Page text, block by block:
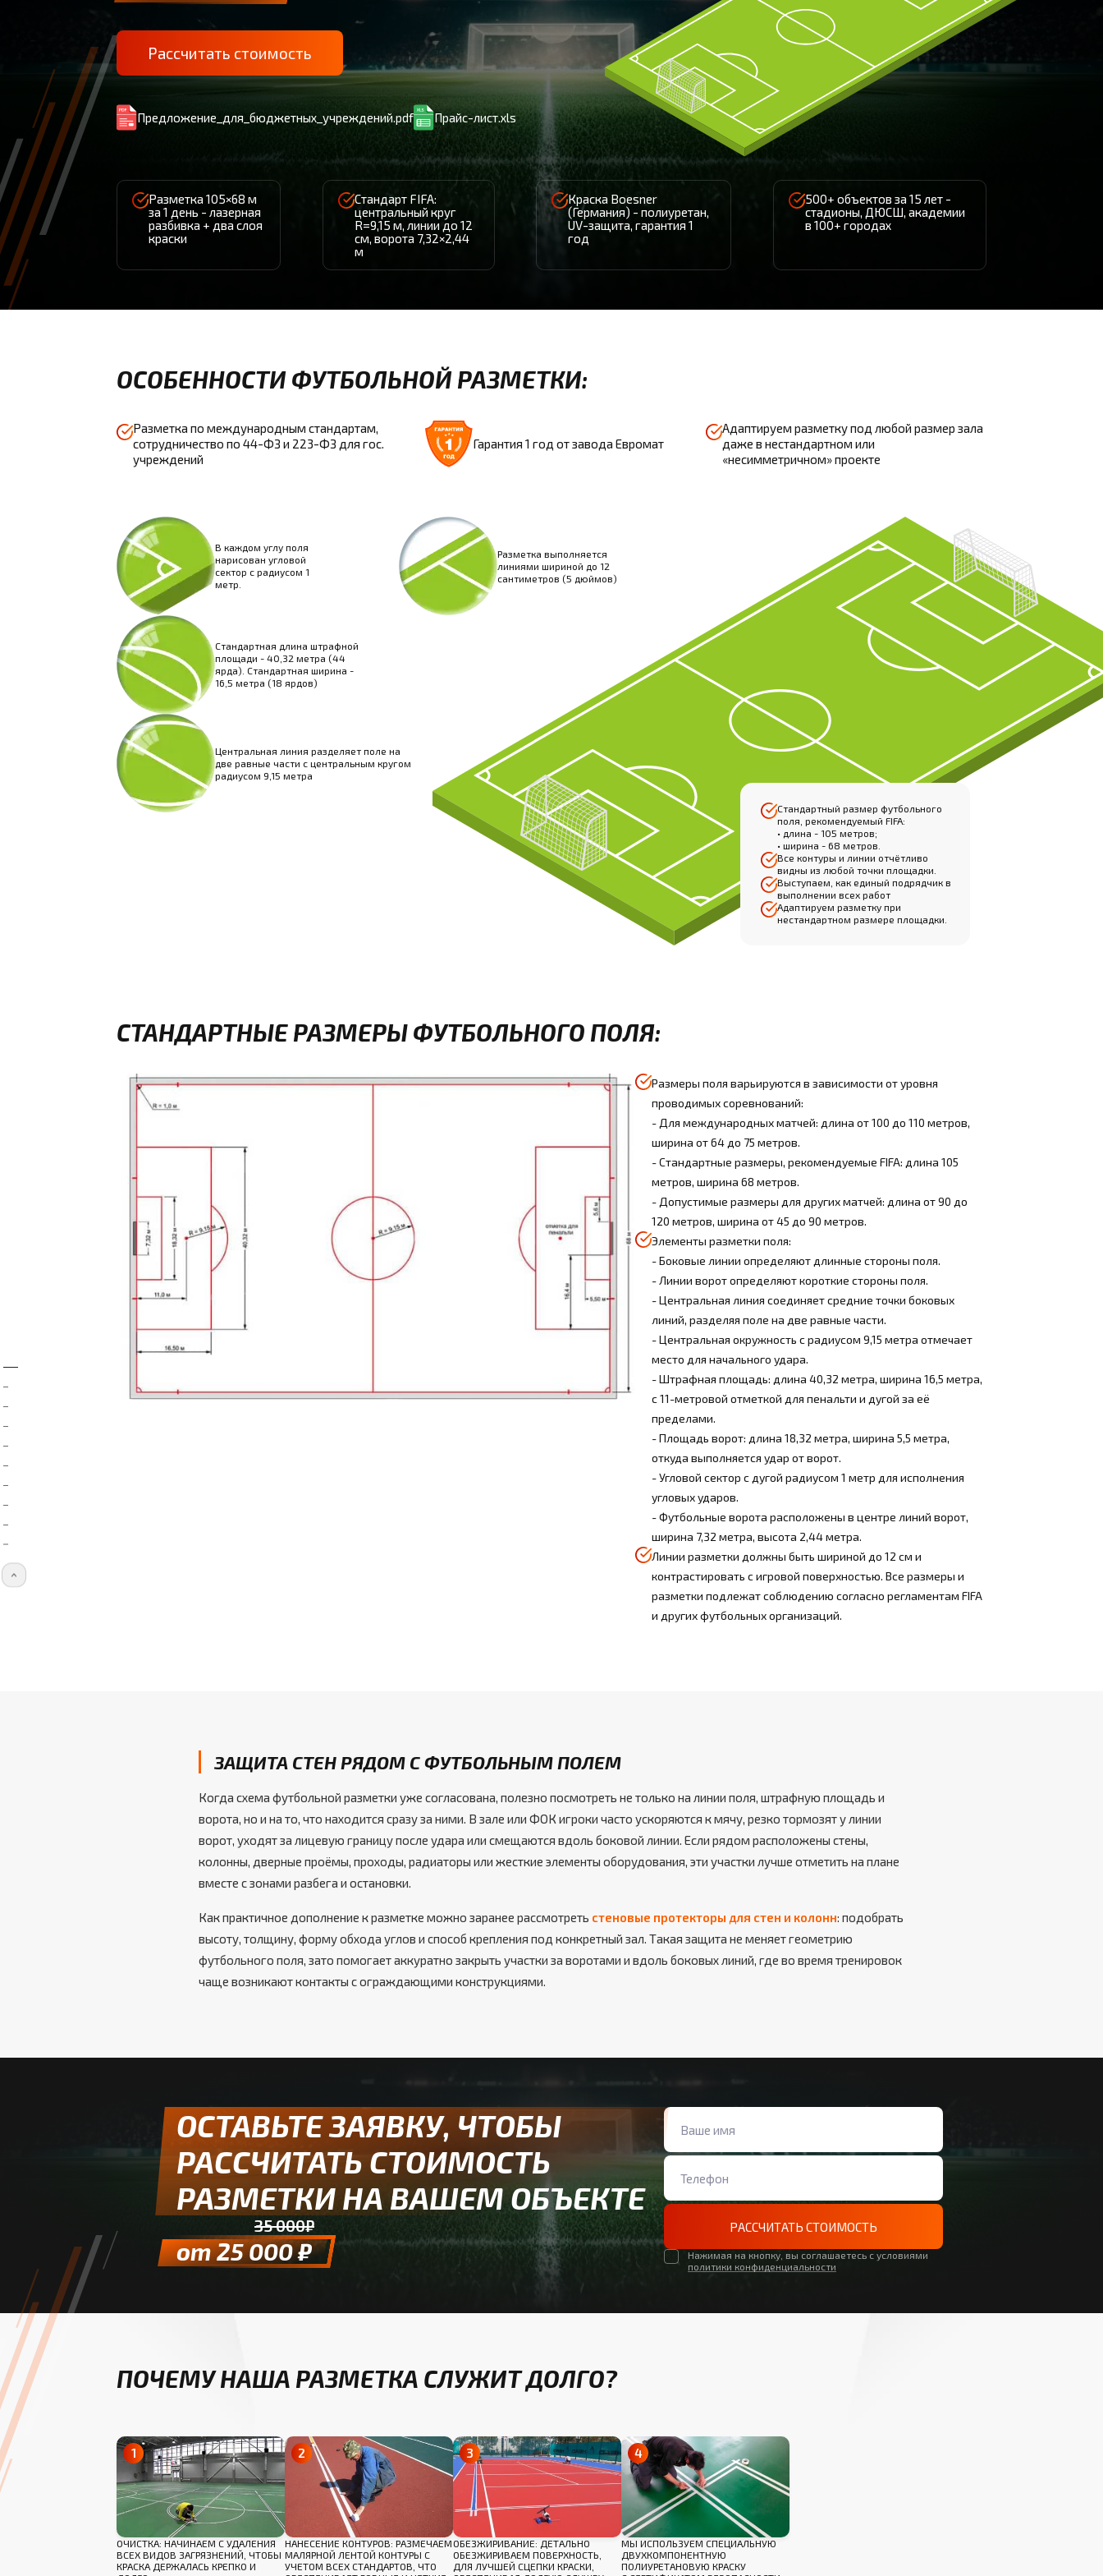
Рассчитать стоимость
Предложение_для_бюджетных _учреждений.pdf Прайс-лист.xls
Разметка 105×68 м
за 1 день - лазерная
разбивка + два слоя
краски
Стандарт FIFA:
центральный круг
R=9,15 м, линии до 12
см, ворота 7,32×2,44
м
Краска Boesner
(Германия) - полиуретан,
UV-защита, гарантия 1
год
500+ объектов за 15 лет -
стадионы, ДЮСШ, академии
в 100+ городах
ОСОБЕННОСТИ ФУТБОЛЬНОЙ РАЗМЕТКИ:
Разметка по международным стандартам,
сотрудничество по 44-ФЗ и 223-ФЗ для гос.
учреждений
Гарантия 1 год от завода Евромат
Адаптируем разметку под любой размер зала
даже в нестандартном или
«несимметричном» проекте
В каждом углу поля
нарисован угловой
сектор с радиусом 1
метр.
Разметка выполняется
линиями шириной до 12
сантиметров (5 дюймов)
Стандартная длина штрафной
площади - 40,32 метра (44
ярда). Стандартная ширина -
16,5 метра (18 ярдов)
Центральная линия разделяет поле на
две равные части с центральным кругом
радиусом 9,15 метра
Стандартный размер футбольного
поля, рекомендуемый FIFA:
• длина - 105 метров;
• ширина - 68 метров.
Все контуры и линии отчётливо
видны из любой точки площадки.
Выступаем, как единый подрядчик в
выполнении всех работ
Адаптируем разметку при
нестандартном размере площадки.
СТАНДАРТНЫЕ РАЗМЕРЫ ФУТБОЛЬНОГО ПОЛЯ:
Размеры поля варьируются в зависимости от уровня
проводимых соревнований:
- Для международных матчей: длина от 100 до 110 метров,
ширина от 64 до 75 метров.
- Стандартные размеры, рекомендуемые FIFA: длина 105
метров, ширина 68 метров.
- Допустимые размеры для других матчей: длина от 90 до
120 метров, ширина от 45 до 90 метров.
Элементы разметки поля:
- Боковые линии определяют длинные стороны поля.
- Линии ворот определяют короткие стороны поля.
- Центральная линия соединяет средние точки боковых
линий, разделяя поле на две равные части.
- Центральная окружность с радиусом 9,15 метра отмечает
место для начального удара.
- Штрафная площадь: длина 40,32 метра, ширина 16,5 метра,
с 11-метровой отметкой для пенальти и дугой за её
пределами.
- Площадь ворот: длина 18,32 метра, ширина 5,5 метра,
откуда выполняется удар от ворот.
- Угловой сектор с дугой радиусом 1 метр для исполнения
угловых ударов.
- Футбольные ворота расположены в центре линий ворот,
ширина 7,32 метра, высота 2,44 метра.
Линии разметки должны быть шириной до 12 см и
контрастировать с игровой поверхностью. Все размеры и
разметки подлежат соблюдению согласно регламентам FIFA
и других футбольных организаций.
ЗАЩИТА СТЕН РЯДОМ С ФУТБОЛЬНЫМ ПОЛЕМ
Когда схема футбольной разметки уже согласована, полезно посмотреть не только на линии поля, штрафную площадь и
ворота, но и на то, что находится сразу за ними. В зале или ФОК игроки часто ускоряются к мячу, резко тормозят у линии
ворот, уходят за лицевую границу после удара или смещаются вдоль боковой линии. Если рядом расположены стены,
колонны, дверные проёмы, проходы, радиаторы или жесткие элементы оборудования, эти участки лучше отметить на плане
вместе с зонами разбега и остановки.
Как практичное дополнение к разметке можно заранее рассмотреть стеновые протекторы для стен и колонн: подобрать
высоту, толщину, форму обхода углов и способ крепления под конкретный зал. Такая защита не меняет геометрию
футбольного поля, зато помогает аккуратно закрыть участки за воротами и вдоль боковых линий, где во время тренировок
чаще возникают контакты с ограждающими конструкциями.
ОСТАВЬТЕ ЗАЯВКУ, ЧТОБЫ
РАССЧИТАТЬ СТОИМОСТЬ
РАЗМЕТКИ НА ВАШЕМ ОБЪЕКТЕ
от 25 000 ₽
35 000₽ РАССЧИТАТЬ СТОИМОСТЬ
Нажимая на кнопку, вы соглашаетесь с условиями
политики конфиденциальности
ПОЧЕМУ НАША РАЗМЕТКА СЛУЖИТ ДОЛГО?
ОЧИСТКА: НАЧИНАЕМ С УДАЛЕНИЯ
ВСЕХ ВИДОВ ЗАГРЯЗНЕНИЙ, ЧТОБЫ
КРАСКА ДЕРЖАЛАСЬ КРЕПКО И
НАНЕСЕНИЕ КОНТУРОВ: РАЗМЕЧАЕМ
МАЛЯРНОЙ ЛЕНТОЙ КОНТУРЫ С
УЧЕТОМ ВСЕХ СТАНДАРТОВ, ЧТО
ОБЕЗЖИРИВАНИЕ: ДЕТАЛЬНО
ОБЕЗЖИРИВАЕМ ПОВЕРХНОСТЬ,
ДЛЯ ЛУЧШЕЙ СЦЕПКИ КРАСКИ,
МЫ ИСПОЛЬЗУЕМ СПЕЦИАЛЬНУЮ
ДВУХКОМПОНЕНТНУЮ
ПОЛИУРЕТАНОВУЮ КРАСКУ